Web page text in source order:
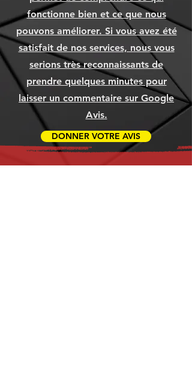
Ajouter au panier
Ajouter au panier
Ajouter au panier
Ajouter au panier
Ajouter au panier
Prix
79,99 $
Ajouter au panier
Prix
79,99 $
Ajouter au panier
Ajouter au panier
Ajouter au panier
Prix
1 049,99 $
Ajouter au panier
Ajouter au panier
Ajouter au panier
fonctionne bien et ce que nous
pouvons améliorer. Si vous avez été
satisfait de nos services, nous vous
serions très reconnaissants de
prendre quelques minutes pour
laisser un commentaire sur Google
Avis.
DONNER VOTRE AVIS